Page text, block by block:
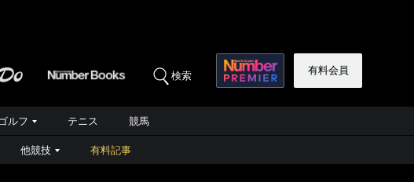
検索 有料会員
ルフ テニス 競馬
他競技 有料記事